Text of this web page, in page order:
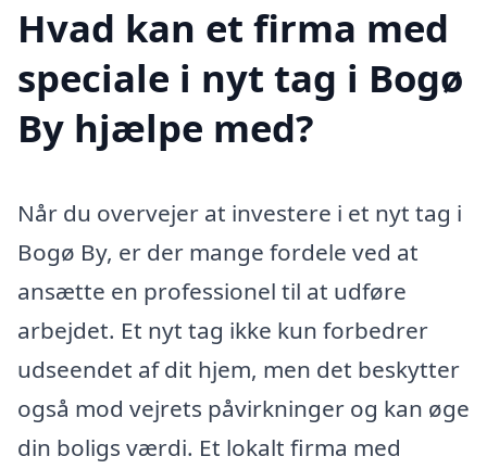
Hvad kan et firma med
speciale i nyt tag i Bogø
By hjælpe med?
Når du overvejer at investere i et nyt tag i
Bogø By, er der mange fordele ved at
ansætte en professionel til at udføre
arbejdet. Et nyt tag ikke kun forbedrer
udseendet af dit hjem, men det beskytter
også mod vejrets påvirkninger og kan øge
din boligs værdi. Et lokalt firma med